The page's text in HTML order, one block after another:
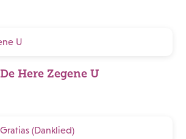
De Here Zegene U